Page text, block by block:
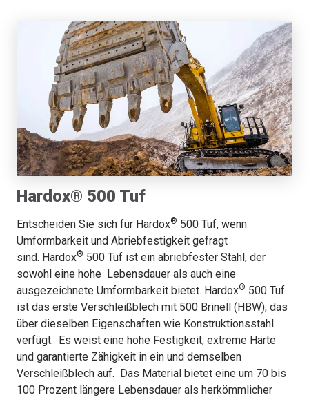
Hardox® 500 Tuf
Entscheiden Sie sich für Hardox® 500 Tuf, wenn
Umformbarkeit und Abriebfestigkeit gefragt
sind. Hardox® 500 Tuf ist ein abriebfester Stahl, der
sowohl eine hohe Lebensdauer als auch eine
ausgezeichnete Umformbarkeit bietet. Hardox® 500 Tuf
ist das erste Verschleißblech mit 500 Brinell (HBW), das
über dieselben Eigenschaften wie Konstruktionsstahl
verfügt. Es weist eine hohe Festigkeit, extreme Härte
und garantierte Zähigkeit in ein und demselben
Verschleißblech auf. Das Material bietet eine um 70 bis
100 Prozent längere Lebensdauer als herkömmlicher